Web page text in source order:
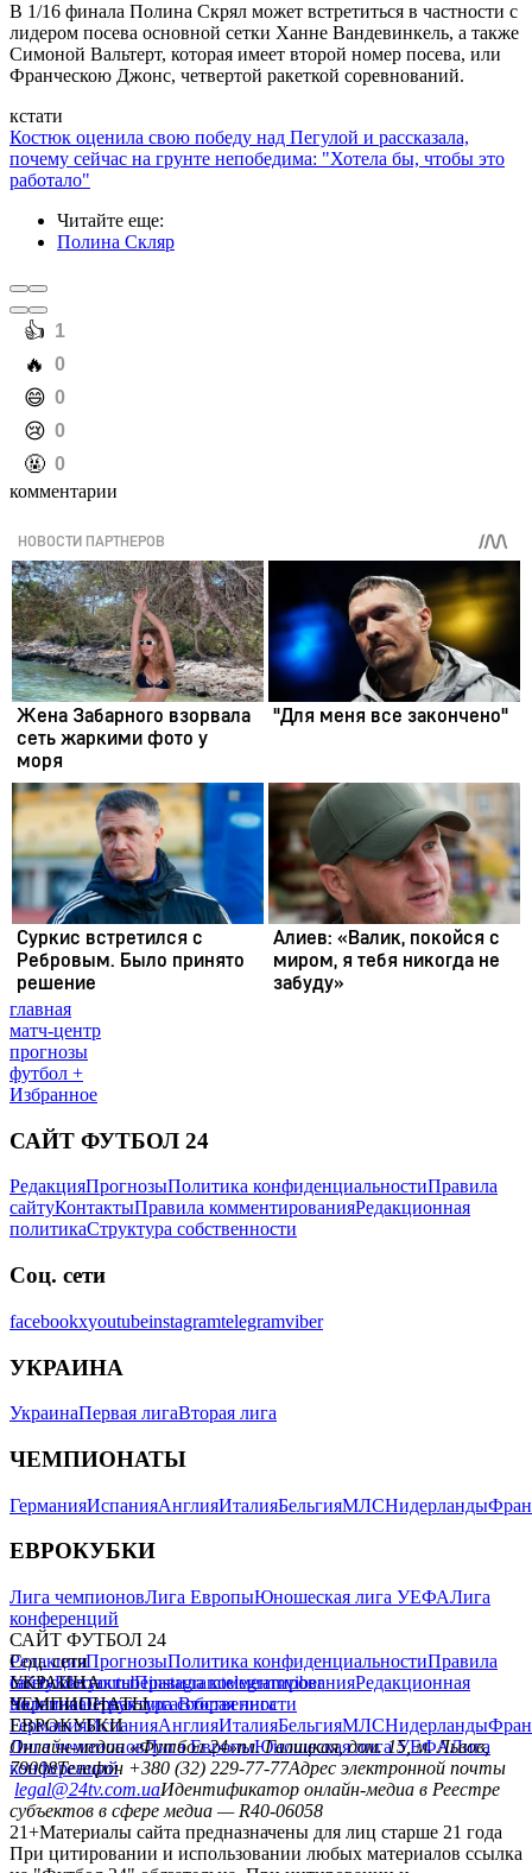
В 1/16 финала Полина Скрял может встретиться в частности с
лидером посева основной сетки Ханне Вандевинкель, а также
Симоной Вальтерт, которая имеет второй номер посева, или
Франческою Джонс, четвертой ракеткой соревнований.
кстати
Костюк оценила свою победу над Пегулой и рассказала,
почему сейчас на грунте непобедима: "Хотела бы, чтобы это
работало"
Читайте еще:
Полина Скляр
️👍 1
️🔥 0
️😄 0
️😢 0
️🤬 0
комментарии
главная
матч-центр
прогнозы
футбол +
Избранное
САЙТ ФУТБОЛ 24
РедакцияПрогнозыПолитика конфиденциальностиПравила
сайтуКонтактыПравила комментированияРедакционная
политикаСтруктура собственности
Соц. сети
facebookxyoutubeinstagramtelegramviber
УКРАИНА
УкраинаПервая лигаВторая лига
ЧЕМПИОНАТЫ
ГерманияИспанияАнглияИталияБельгияМЛСНидерланды
ЕВРОКУБКИ
Лига чемпионовЛига ЕвропыЮношеская лига УЕФАЛига
конференций
САЙТ ФУТБОЛ 24
РедакцияПрогнозыПолитика конфиденциальностиПравила
сайтуКонтактыПравила комментированияРедакционная
политикаСтруктура собственности
Соц. сети
facebookxyoutubeinstagramtelegramviber
УКРАИНА
УкраинаПервая лигаВторая лига
ЧЕМПИОНАТЫ
ГерманияИспанияАнглияИталияБельгияМЛСНидерланды
ЕВРОКУБКИ
Лига чемпионовЛига ЕвропыЮношеская лига УЕФАЛига
конференций
Онлайн-медиа «Футбол 24»пл. Галицкая, дом. 15, м. Львов,
79008Телефон +380 (32) 229-77-77Адрес электронной почты
legal@24tv.com.uaИдентификатор онлайн-медиа в Реестре
субъектов в сфере медиа — R40-06058
21+Материалы сайта предназначены для лиц старше 21 года
При цитировании и использовании любых материалов ссылка